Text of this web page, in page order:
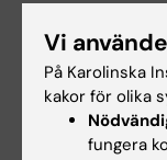
P; Nordgren
Gisselsson D
genome
solid tumors
Tesi B;
F; Hellberg
Vi
På Karolinska
kakor för olika
fungera